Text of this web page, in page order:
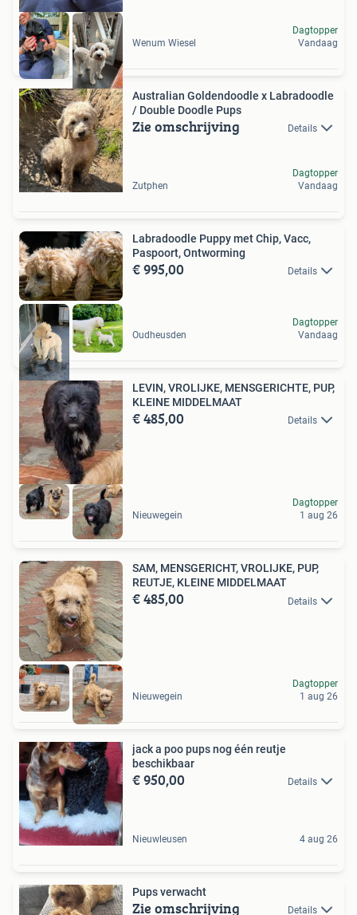
Wenum Wiesel
Dagtopper
Vandaag
Australian Goldendoodle x Labradoodle
/ Double Doodle Pups
Zie omschrijving Details
Zutphen
Dagtopper
Vandaag
Labradoodle Puppy met Chip, Vacc,
Paspoort, Ontworming
€ 995,00 Details
Oudheusden
Dagtopper
Vandaag
LEVIN, VROLIJKE, MENSGERICHTE, PUP,
KLEINE MIDDELMAAT
€ 485,00 Details
Nieuwegein
Dagtopper
1 aug 26
SAM, MENSGERICHT, VROLIJKE, PUP,
REUTJE, KLEINE MIDDELMAAT
€ 485,00 Details
Nieuwegein
Dagtopper
1 aug 26
jack a poo pups nog één reutje
beschikbaar
€ 950,00 Details
Nieuwleusen 4 aug 26
Pups verwacht
Zie omschrijving Details